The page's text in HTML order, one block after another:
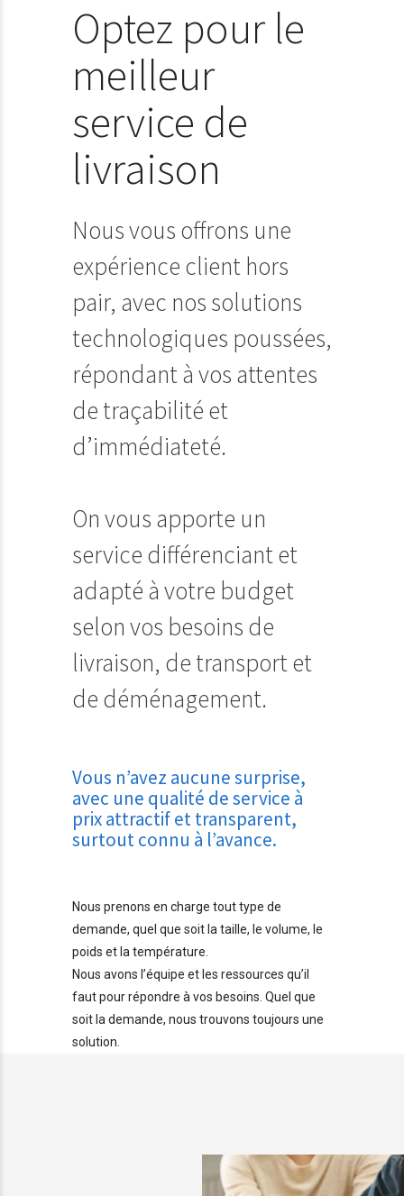
Optez pour le
meilleur
service de
livraison
Nous vous offrons une
expérience client hors
pair, avec nos solutions
technologiques poussées,
répondant à vos attentes
de traçabilité et
d’immédiateté.
On vous apporte un
service différenciant et
adapté à votre budget
selon vos besoins de
livraison, de transport et
de déménagement.
Vous n’avez aucune surprise,
avec une qualité de service à
prix attractif et transparent,
surtout connu à l’avance.
Nous prenons en charge tout type de
demande, quel que soit la taille, le volume, le
poids et la température.
Nous avons l’équipe et les ressources qu’il
faut pour répondre à vos besoins. Quel que
soit la demande, nous trouvons toujours une
solution.